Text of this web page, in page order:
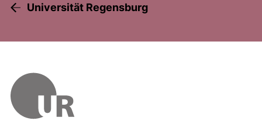
Universität Regensburg